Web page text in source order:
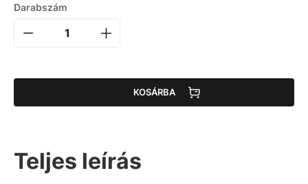
Darabszám
KOSÁRBA
Teljes leírás